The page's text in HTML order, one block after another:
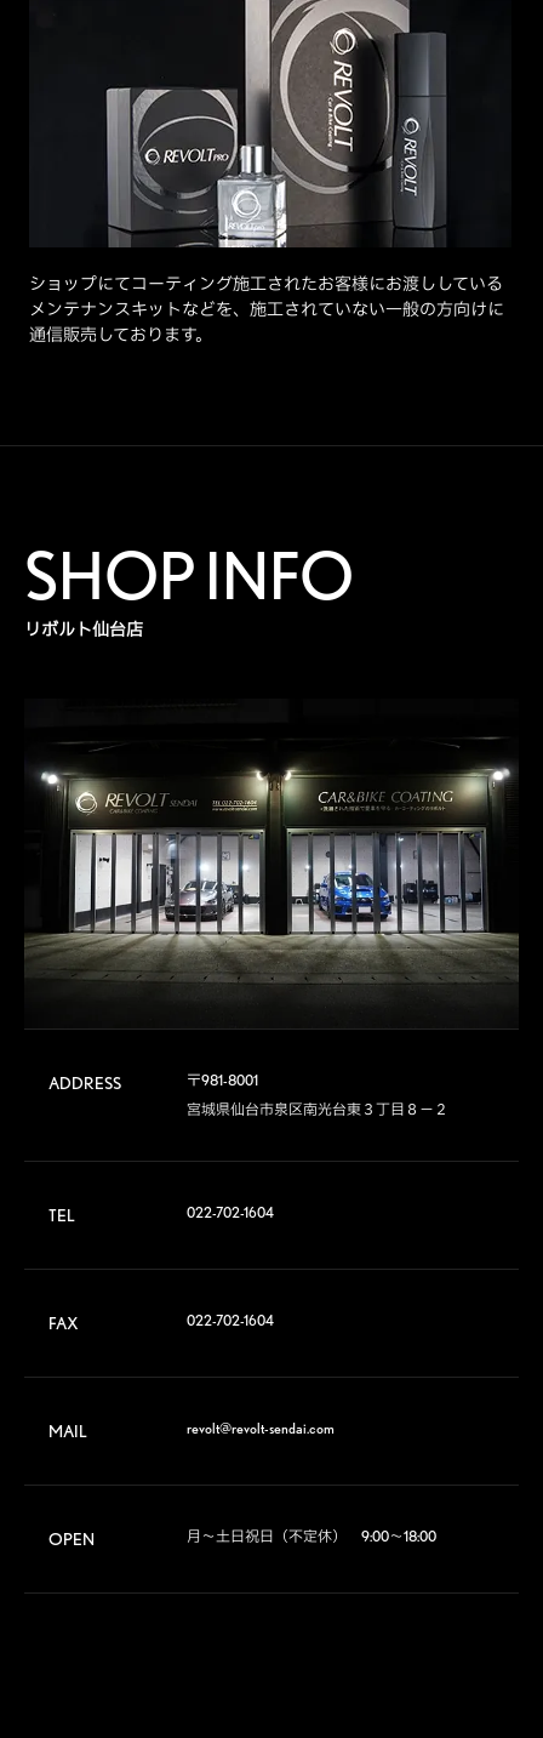
ショップにてコーティング施工されたお客様にお渡ししている
メンテナンスキットなどを、施工されていない一般の方向けに
通信販売しております。
SHOP INFO
リボルト仙台店
ADDRESS
〒981-8001
宮城県仙台市泉区南光台東３丁目８−２
TEL 022-702-1604
FAX 022-702-1604
MAIL revolt@revolt-sendai.com
OPEN 月～土日祝日（不定休）　9:00～18:00